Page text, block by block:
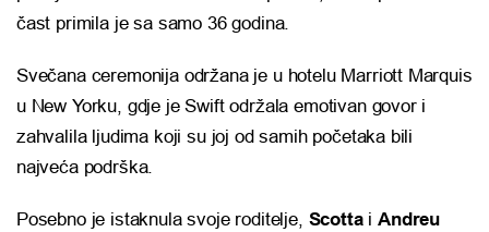
čast primila je sa samo 36 godina.
Svečana ceremonija održana je u hotelu Marriott Marquis
u New Yorku, gdje je Swift održala emotivan govor i
zahvalila ljudima koji su joj od samih početaka bili
najveća podrška.
Posebno je istaknula svoje roditelje, ScottaiAndreu